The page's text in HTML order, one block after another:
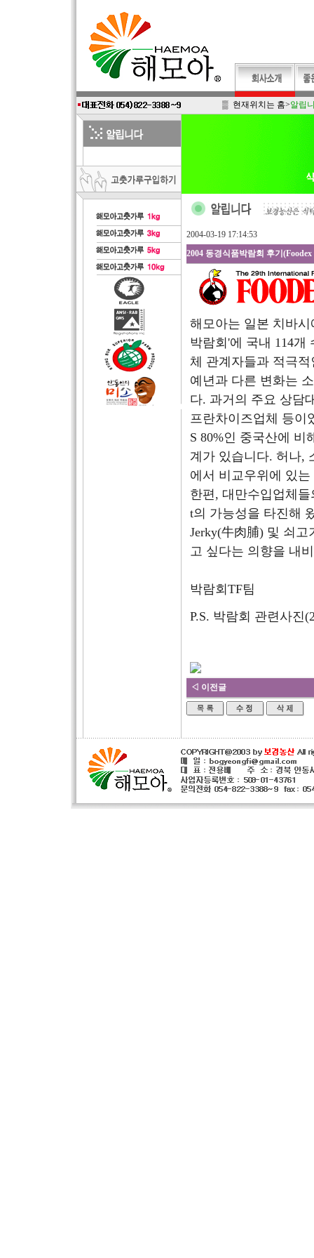
▒ 현재위치는 홈>알립
2004-03-19 17:14:53
2004 동경식품박람회 후기(Foodex
해모아는 일본 치바시
박람회'에 국내 114개
체 관계자들과 적극
예년과 다른 변화는
다. 과거의 주요 상담
프란차이즈업체 등이
S 80%인 중국산에
계가 있습니다. 허나,
에서 비교우위에 있
한편, 대만수입업체
t의 가능성을 타진해
Jerky(牛肉脯) 및 쇠
고 싶다는 의향을 내
박람회TF팀
P.S. 박람회 관련사진
◁ 이전글